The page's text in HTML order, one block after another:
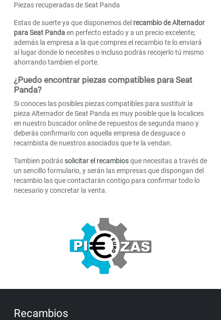
Piezas recuperadas de Seat Panda
Estas de suerte ya que disponemos del recambio de Alternador
para Seat Pandaen perfecto estado y a un precio excelente;
además la empresa a la que compres el recambio te lo enviará
al lugar donde lo necesites o incluso podrás recojerlo tú mismo
ahorrando tambien el porte.
¿Puedo encontrar piezas compatibles para Seat
Panda?
Si conoces las posibles piezas compatibles para sustituir la
pieza Alternador de Seat Panda es muy posible que la localices
en nuestro buscador online de repuestos de segunda mano y
deberás confirmarlo con aquella empresa de desguace o
recambista de nuestros asociados que te la vendan.
Tambien podrássolicitar el recambiosque necesitas a través de
un sencillo formulario, y serán las empresas que dispongan del
recambio las que contactarán contigo para confirmar todo lo
necesario y concretar la venta.
Recambios